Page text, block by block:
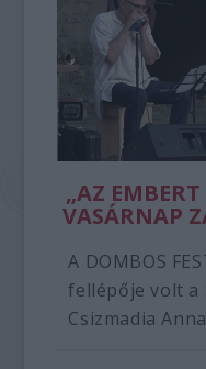
„AZ
VASÁRNAP
A DOMBOS
fellépője volt a
Csizmadia